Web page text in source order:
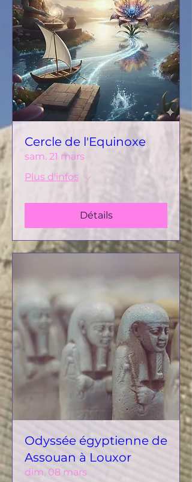
Cercle de l'Equinoxe
sam. 21 mars
Plus d'infos
Détails
Odyssée égyptienne de
Assouan à Louxor
dim. 08 mars